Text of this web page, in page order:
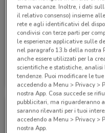
Alpitour
Scade il 31/10 942
tema vacanze. Inoltre, i dati
il relativo consenso) insieme
rete e agli identificativi del
condivisi con terze parti per
le esperienze applicative sulle
nel paragrafo 13.b della nostra
anche essere utilizzati per la
scientifiche e statistiche,
tendenze. Puoi modificare le
accedendo a Menu > Privacy >
nostra App. Cosa succede se
pubblicitari, ma riguarderanno
saranno rilevanti per i tuoi
accedendo a Menu > Privacy >
nostra App.